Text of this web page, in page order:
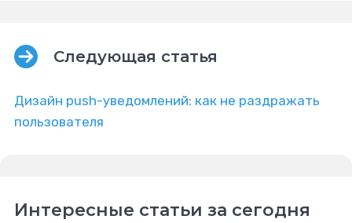
Следующая статья
Дизайн push-уведомлений: как не раздражать
пользователя
Интересные статьи за сегодня